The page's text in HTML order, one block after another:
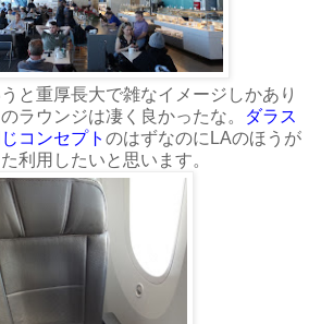
と重厚長大で雑なイメージしかあり
ラウンジは凄く良かったな。
ダラス
コンセプト のはずなのにLAのほうが
利用したいと思います。